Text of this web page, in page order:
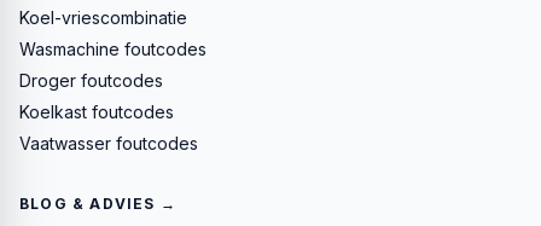
Koel-vriescombinatie
Wasmachine foutcodes
Droger foutcodes
Koelkast foutcodes
Vaatwasser foutcodes
BLOG & ADVIES →